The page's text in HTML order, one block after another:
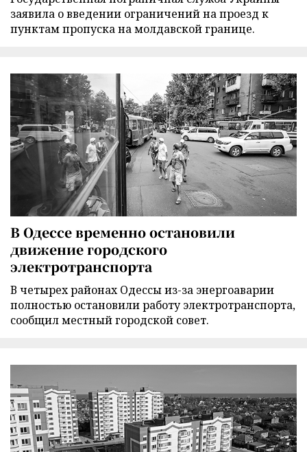
заявила о введении ограничений на проезд к
пунктам пропуска на молдавской границе.
В Одессе временно остановили
движение городского
электротранспорта
В четырех районах Одессы из-за энергоаварии
полностью остановили работу электротранспорта,
сообщил местный городской совет.